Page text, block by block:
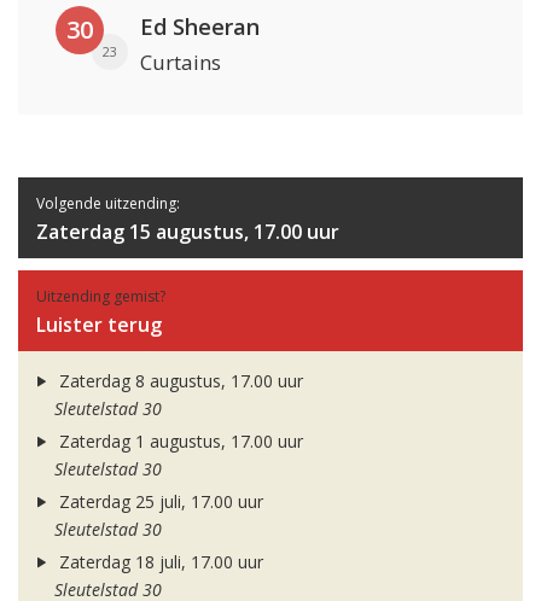
30
23
Ed Sheeran
Curtains
Volgende uitzending:
Zaterdag 15 augustus, 17.00 uur
Uitzending gemist?
Luister terug
Zaterdag 8 augustus, 17.00 uur
Sleutelstad 30
Zaterdag 1 augustus, 17.00 uur
Sleutelstad 30
Zaterdag 25 juli, 17.00 uur
Sleutelstad 30
Zaterdag 18 juli, 17.00 uur
Sleutelstad 30